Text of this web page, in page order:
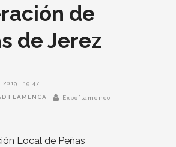
de
de Jerez
2019 19:47
FLAMENCA Expoflamenco
Local de Peñas